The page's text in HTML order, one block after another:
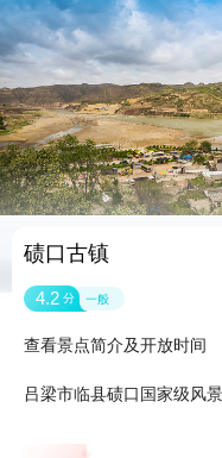
碛口古镇
4.2 分 一般
查看景点简介及开放时间
吕梁市临县碛口国家级风
